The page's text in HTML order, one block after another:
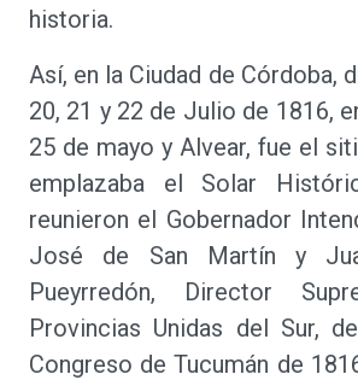
historia.
Así, en la Ciudad de Córdoba,
20, 21 y 22 de Julio de 1816,
25 de mayo y Alvear, fue el
emplazaba el Solar
reunieron el Gobernador
José de San Martín y
Pueyrredón, Director
Provincias Unidas del Sur,
Congreso de Tucumán de